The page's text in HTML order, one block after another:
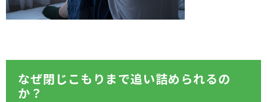
なぜ閉じこもりまで追い詰められるの
か？